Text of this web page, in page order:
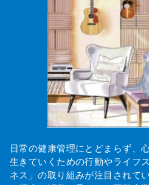
日常の健康管理にとどまらず、
生きていくための行動やライフ
ネス」の取り組みが注目されて